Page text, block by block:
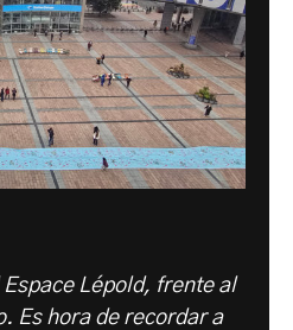
Lépold, frente al
Es hora de recordar a